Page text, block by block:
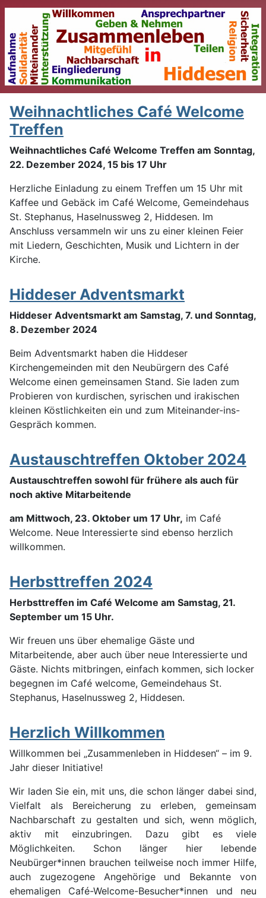
Weihnachtliches Café Welcome
Treffen
Weihnachtliches Café Welcome Treffen am Sonntag,
22. Dezember 2024, 15 bis 17 Uhr
Herzliche Einladung zu einem Treffen um 15 Uhr mit
Kaffee und Gebäck im Café Welcome, Gemeindehaus
St. Stephanus, Haselnussweg 2, Hiddesen. Im
Anschluss versammeln wir uns zu einer kleinen Feier
mit Liedern, Geschichten, Musik und Lichtern in der
Kirche.
Hiddeser Adventsmarkt
Hiddeser Adventsmarkt am Samstag, 7. und Sonntag,
8. Dezember 2024
Beim Adventsmarkt haben die Hiddeser
Kirchengemeinden mit den Neubürgern des Café
Welcome einen gemeinsamen Stand. Sie laden zum
Probieren von kurdischen, syrischen und irakischen
kleinen Köstlichkeiten ein und zum Miteinander-ins-
Gespräch kommen.
Austauschtreffen Oktober 2024
Austauschtreffen sowohl für frühere als auch für
noch aktive Mitarbeitende
am Mittwoch, 23. Oktober um 17 Uhr, im Café
Welcome. Neue Interessierte sind ebenso herzlich
willkommen.
Herbsttreffen 2024
Herbsttreffen im Café Welcome am Samstag, 21.
September um 15 Uhr.
Wir freuen uns über ehemalige Gäste und
Mitarbeitende, aber auch über neue Interessierte und
Gäste. Nichts mitbringen, einfach kommen, sich locker
begegnen im Café welcome, Gemeindehaus St.
Stephanus, Haselnussweg 2, Hiddesen.
Herzlich Willkommen
Willkommen bei „Zusammenleben in Hiddesen“ – im 9.
Jahr dieser Initiative!
Wir laden Sie ein, mit uns, die schon länger dabei sind,
Vielfalt als Bereicherung zu erleben, gemeinsam
Nachbarschaft zu gestalten und sich, wenn möglich,
aktiv mit einzubringen. Dazu gibt es viele
Möglichkeiten. Schon länger hier lebende
Neubürger*innen brauchen teilweise noch immer Hilfe,
auch zugezogene Angehörige und Bekannte von
ehemaligen Café-Welcome-Besucher*innen und neu